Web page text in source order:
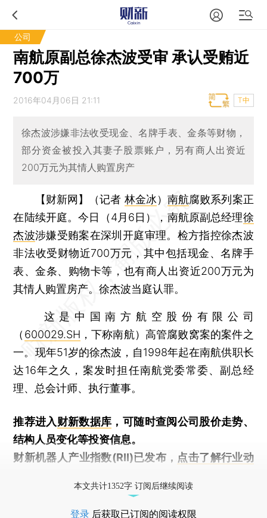
公司
南航原副总徐杰波受审 承认受贿近
700万
2016年04月06日 21:11 T中
徐杰波涉嫌非法收受现金、名牌手表、金条等财物，
部分资金被投入其妻子股票账户，另有商人出资近
200万元为其情人购置房产
【财新网】（记者 林金冰） 南航腐败系列案正
在陆续开庭。今日（4月6日），南航原副总经理徐
杰波涉嫌受贿案在深圳开庭审理。检方指控徐杰波
非法收受财物近700万元，其中包括现金、名牌手
表、金条、购物卡等，也有商人出资近200万元为
其情人购置房产。徐杰波当庭认罪。
这是中国南方航空股份有限公司
（ 600029.SH ，下称南航）高管腐败窝案的案件之
一。现年51岁的徐杰波，自1998年起在南航供职长
达16年之久，案发时担任南航党委常委、副总经
理、总会计师、执行董事。
推荐进入财新数据库 ，可随时查阅公司股价走势、
结构人员变化等投资信息。
财新机器人产业指数(RII)已发布， 点击了解行业动
本文共计1352字 订阅后继续阅读
登录 后获取已订阅的阅读权限